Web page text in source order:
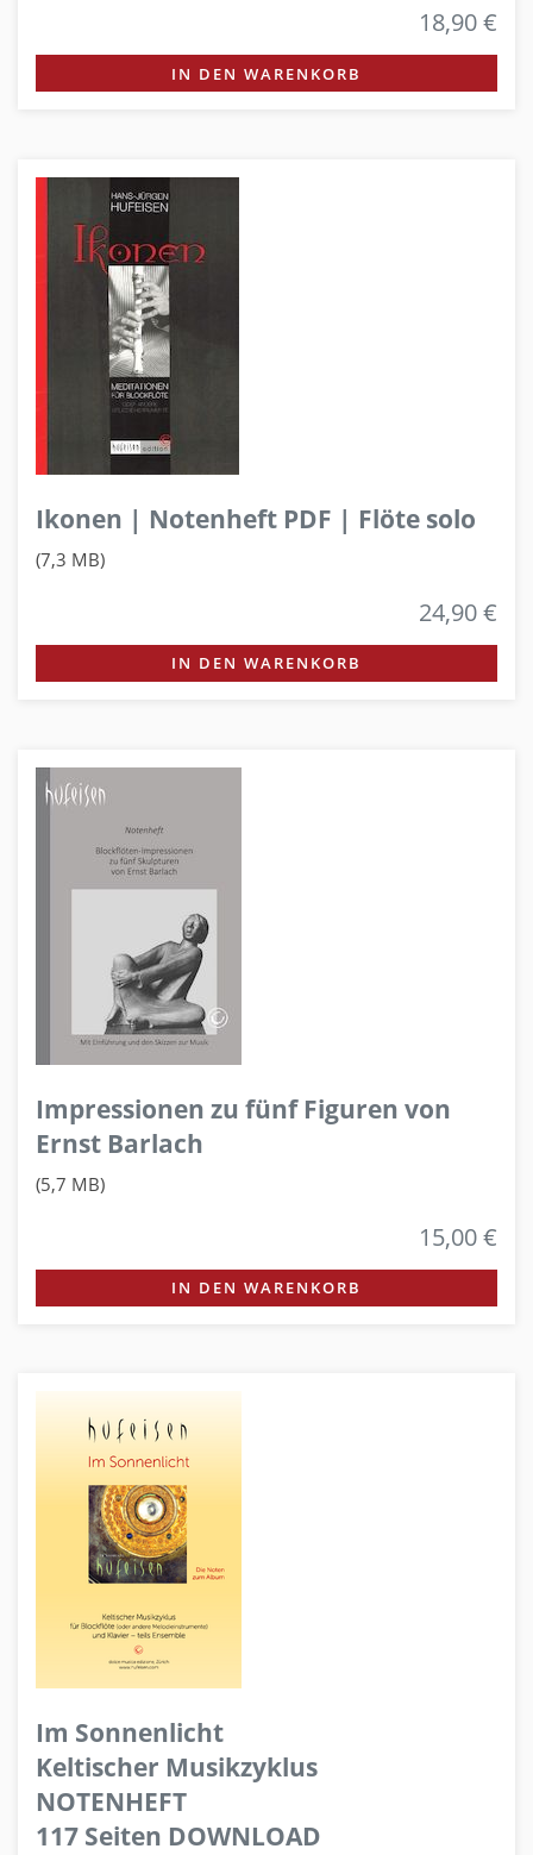
18,90 €
IN DEN WARENKORB
Ikonen | Notenheft PDF | Flöte solo
(7,3 MB)
24,90 €
IN DEN WARENKORB
Impressionen zu fünf Figuren von
Ernst Barlach
(5,7 MB)
15,00 €
IN DEN WARENKORB
Im Sonnenlicht
Keltischer Musikzyklus
NOTENHEFT
117 Seiten DOWNLOAD